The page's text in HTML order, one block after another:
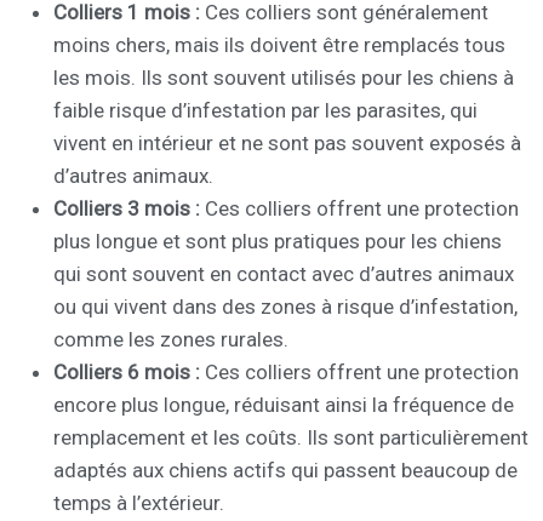
Colliers 1 mois : Ces colliers sont généralement
moins chers, mais ils doivent être remplacés tous
les mois. Ils sont souvent utilisés pour les chiens à
faible risque d’infestation par les parasites, qui
vivent en intérieur et ne sont pas souvent exposés à
d’autres animaux.
Colliers 3 mois : Ces colliers offrent une protection
plus longue et sont plus pratiques pour les chiens
qui sont souvent en contact avec d’autres animaux
ou qui vivent dans des zones à risque d’infestation,
comme les zones rurales.
Colliers 6 mois : Ces colliers offrent une protection
encore plus longue, réduisant ainsi la fréquence de
remplacement et les coûts. Ils sont particulièrement
adaptés aux chiens actifs qui passent beaucoup de
temps à l’extérieur.